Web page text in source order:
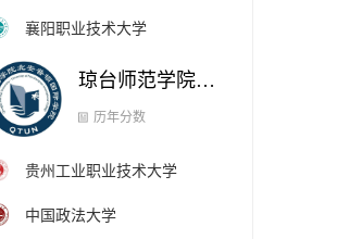
襄阳职业技术大学
琼台师范学院北安普顿国际学院
历年分数
中国政法大学